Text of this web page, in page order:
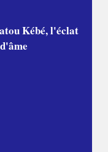
Kébé, l'éclat